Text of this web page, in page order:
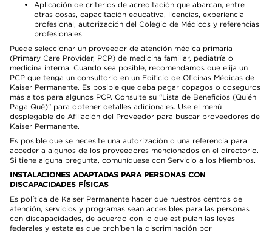
Aplicación de criterios de acreditación que abarcan, entre
otras cosas, capacitación educativa, licencias, experiencia
profesional, autorización del Colegio de Médicos y referencias
profesionales
Puede seleccionar un proveedor de atención médica primaria
(Primary Care Provider, PCP) de medicina familiar, pediatría o
medicina interna. Cuando sea posible, recomendamos que elija un
PCP que tenga un consultorio en un Edificio de Oficinas Médicas de
Kaiser Permanente. Es posible que deba pagar copagos o coseguros
más altos para algunos PCP. Consulte su “Lista de Beneficios (Quién
Paga Qué)” para obtener detalles adicionales. Use el menú
desplegable de Afiliación del Proveedor para buscar proveedores de
Kaiser Permanente.
Es posible que se necesite una autorización o una referencia para
acceder a algunos de los proveedores mencionados en el directorio.
Si tiene alguna pregunta, comuníquese con Servicio a los Miembros.
INSTALACIONES ADAPTADAS PARA PERSONAS CON
DISCAPACIDADES FÍSICAS
Es política de Kaiser Permanente hacer que nuestros centros de
atención, servicios y programas sean accesibles para las personas
con discapacidades, de acuerdo con lo que estipulan las leyes
federales y estatales que prohíben la discriminación por